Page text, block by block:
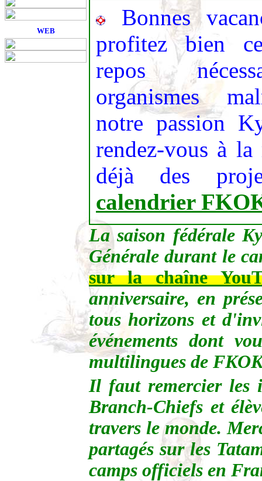
WEB
Bonnes
profitez bien
repos
organismes
notre passion
rendez-vous à la
déjà des
calendrier
Lasaison fédérale
Générale durant le
sur la chaîne
anniversaire, en
tous horizons et
événements dont
multilingues de
Il faut remercier les
Branch-Chiefs et
travers le monde.
partagés sur les
camps officiels en